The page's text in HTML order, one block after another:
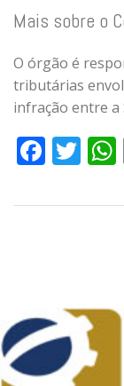
Mais sobre o
O órgão é
tributárias
infração entre a